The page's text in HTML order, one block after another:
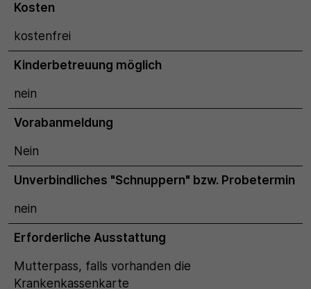
Kosten
kostenfrei
Kinderbetreuung möglich
nein
Vorabanmeldung
Nein
Unverbindliches "Schnuppern" bzw. Probetermin
nein
Erforderliche Ausstattung
Mutterpass, falls vorhanden die
Krankenkassenkarte